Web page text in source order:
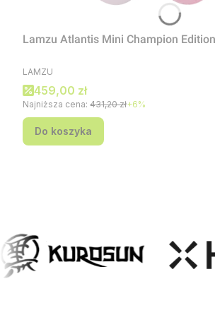
Lamzu Atlantis Mini Champion
PRODUCENT
LAMZU
Cena promocyjna
459,00 zł
Najniższa cena: 431,20 zł+6%
Do koszyka